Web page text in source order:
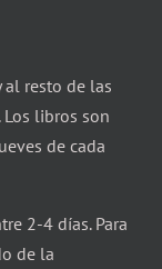
resto de las
Los libros son
de cada
2-4 días. Para
de la